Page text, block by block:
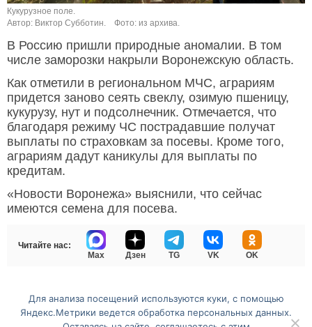
Кукурузное поле.
Автор: Виктор Субботин.
Фото: из архива.
В Россию пришли природные аномалии. В том
числе заморозки накрыли Воронежскую область.
Как отметили в региональном МЧС, аграриям
придется заново сеять свеклу, озимую пшеницу,
кукурузу, нут и подсолнечник. Отмечается, что
благодаря режиму ЧС пострадавшие получат
выплаты по страховкам за посевы. Кроме того,
аграриям дадут каникулы для выплаты по
кредитам.
«Новости Воронежа» выяснили, что сейчас
имеются семена для посева.
Читайте нас:
Max
Дзен TG VK OK
Перейти на полную версию сайта
Для анализа посещений используются куки, с помощью
Яндекс.Метрики ведется обработка персональных данных.